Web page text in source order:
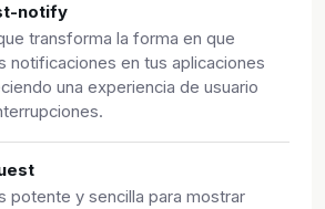
notify
transforma la forma en que
notificaciones en tus aplicaciones
una experiencia de usuario
potente y sencilla para mostrar